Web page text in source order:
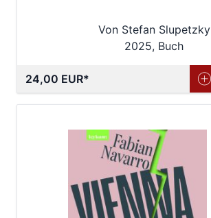
Von Stefan Slupetzky
2025, Buch
24,00 EUR